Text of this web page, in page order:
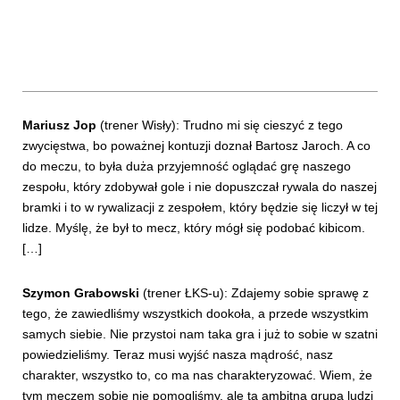
Mariusz Jop (trener Wisły): Trudno mi się cieszyć z tego
zwycięstwa, bo poważnej kontuzji doznał Bartosz Jaroch. A co
do meczu, to była duża przyjemność oglądać grę naszego
zespołu, który zdobywał gole i nie dopuszczał rywala do naszej
bramki i to w rywalizacji z zespołem, który będzie się liczył w tej
lidze. Myślę, że był to mecz, który mógł się podobać kibicom.
[…]
Szymon Grabowski (trener ŁKS-u): Zdajemy sobie sprawę z
tego, że zawiedliśmy wszystkich dookoła, a przede wszystkim
samych siebie. Nie przystoi nam taka gra i już to sobie w szatni
powiedzieliśmy. Teraz musi wyjść nasza mądrość, nasz
charakter, wszystko to, co ma nas charakteryzować. Wiem, że
tym meczem sobie nie pomogliśmy, ale ta ambitna grupa ludzi